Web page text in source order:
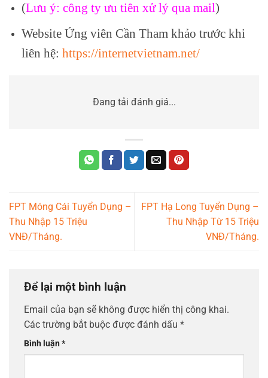
(Lưu ý: công ty ưu tiên xử lý qua mail)
Website Ứng viên Cần Tham khảo trước khi
liên hệ: https://internetvietnam.net/
Đang tải đánh giá...
FPT Móng Cái Tuyển Dụng –
Thu Nhập 15 Triệu
VNĐ/Tháng.
FPT Hạ Long Tuyển Dụng –
Thu Nhập Từ 15 Triệu
VNĐ/Tháng.
Để lại một bình luận
Email của bạn sẽ không được hiển thị công khai.
Các trường bắt buộc được đánh dấu *
Bình luận*